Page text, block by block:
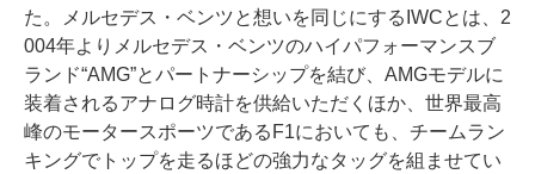
た。メルセデス・ベンツと想いを同じにするIWCとは、2
004年よりメルセデス・ベンツのハイパフォーマンスブ
ランド“AMG”とパートナーシップを結び、AMGモデルに
装着されるアナログ時計を供給いただくほか、世界最高
峰のモータースポーツであるF1においても、チームラン
キングでトップを走るほどの強力なタッグを組ませてい